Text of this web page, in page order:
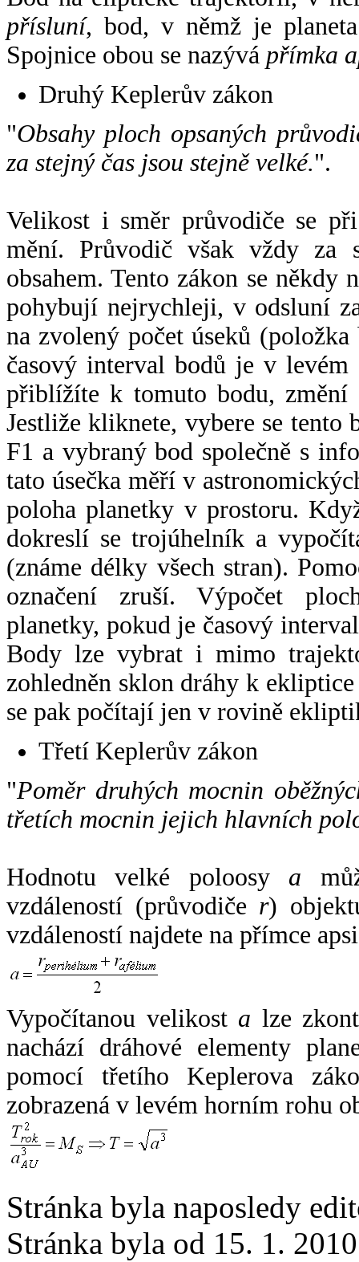
přísluní, bod, v němž je
Spojnice obou se nazývá přímka
Druhý Keplerův zákon
"Obsahy ploch opsaných
za stejný čas jsou stejně velké.".
Velikost i směr průvodiče se
mění. Průvodič však vždy za
obsahem. Tento zákon se někdy
pohybují nejrychleji, v odsluní
na zvolený počet úseků
časový interval bodů je v
přiblížíte k tomuto bodu,
Jestliže kliknete, vybere se tento
F1 a vybraný bod společně s
tato úsečka měří v
poloha planetky v prostoru.
dokreslí se trojúhelník a
(známe délky všech stran).
označení zruší. Výpočet
planetky, pokud je časový
Body lze vybrat i mimo
zohledněn sklon dráhy k
se pak počítají jen v rovině
Třetí Keplerův zákon
"Poměr druhých mocnin
třetích mocnin jejich hlavních
Hodnotu velké poloosy a
vzdáleností (průvodiče r)
vzdáleností najdete na přímce
Vypočítanou velikost a lze
nachází dráhové elementy
pomocí třetího Keplerova
zobrazená v levém horním rohu
Stránka byla naposledy
Stránka byla od 15. 1.